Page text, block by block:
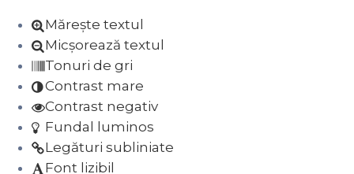
Mărește textul
Micșorează textul
Tonuri de gri
Contrast mare
Contrast negativ
Fundal luminos
Legături subliniate
Font lizibil